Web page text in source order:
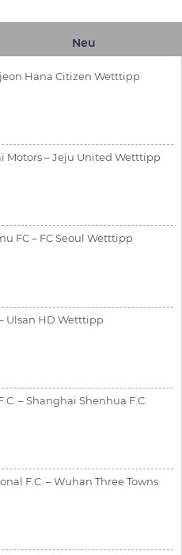
Neu
Hana Citizen Wetttipp
Motors – Jeju United Wetttipp
FC – FC Seoul Wetttipp
Ulsan HD Wetttipp
– Shanghai Shenhua F.C.
F.C. – Wuhan Three Towns